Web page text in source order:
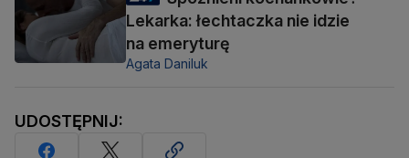
Lekarka: łechtaczka nie idzie
na emeryturę
Agata Daniluk
UDOSTĘPNIJ: